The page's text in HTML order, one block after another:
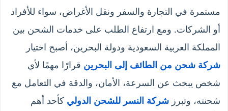
مستمرة في التجارة والسفر ونقل الأغراض، سواء للأفراد
أو الشركات. ومع ارتفاع الطلب على خدمات الشحن بين
المملكة العربية السعودية ودولة البحرين، أصبح اختيار
شركة شحن من الطائف إلى البحرين قرارًا مهمًا لأي
شخص يبحث عن السرعة، الأمان، والدقة في التعامل مع
شحنته، وتبرز شركة النسر للشحن الدولي كأحد أهم